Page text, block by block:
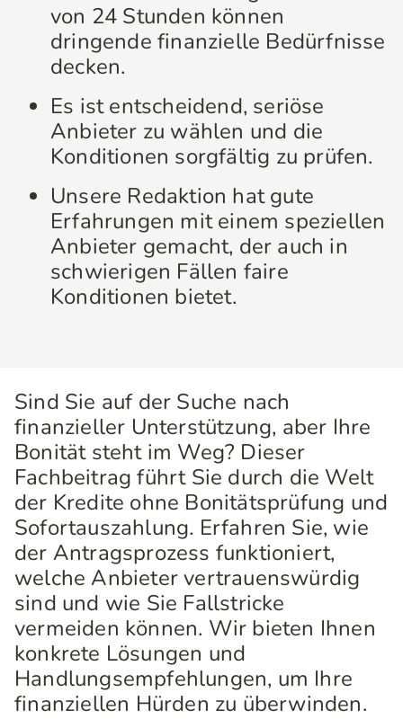
von 24 Stunden können
dringende finanzielle Bedürfnisse
decken.
Es ist entscheidend, seriöse
Anbieter zu wählen und die
Konditionen sorgfältig zu prüfen.
Unsere Redaktion hat gute
Erfahrungen mit einem speziellen
Anbieter gemacht, der auch in
schwierigen Fällen faire
Konditionen bietet.
Sind Sie auf der Suche nach
finanzieller Unterstützung, aber Ihre
Bonität steht im Weg? Dieser
Fachbeitrag führt Sie durch die Welt
der Kredite ohne Bonitätsprüfung und
Sofortauszahlung. Erfahren Sie, wie
der Antragsprozess funktioniert,
welche Anbieter vertrauenswürdig
sind und wie Sie Fallstricke
vermeiden können. Wir bieten Ihnen
konkrete Lösungen und
Handlungsempfehlungen, um Ihre
finanziellen Hürden zu überwinden.